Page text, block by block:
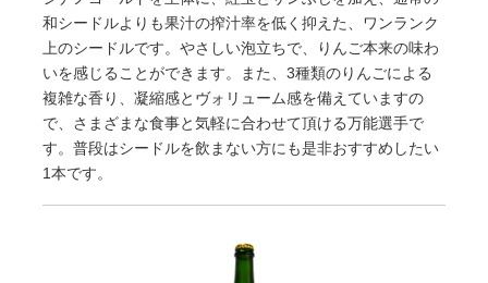
和シードルよりも果汁の搾汁率を低く抑えた、ワンランク
上のシードルです。やさしい泡立ちで、りんご本来の味わ
いを感じることができます。また、3種類のりんごによる
複雑な香り、凝縮感とヴォリューム感を備えていますの
で、さまざまな食事と気軽に合わせて頂ける万能選手で
す。普段はシードルを飲まない方にも是非おすすめしたい
1本です。